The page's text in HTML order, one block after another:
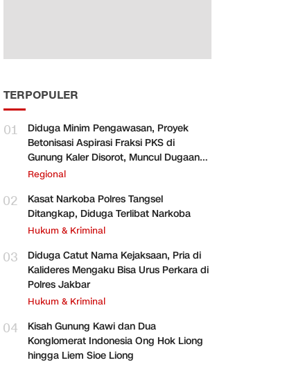
TERPOPULER
01
Diduga Minim Pengawasan, Proyek
Betonisasi Aspirasi Fraksi PKS di
Gunung Kaler Disorot, Muncul Dugaan
Pengurangan Volume
Regional
02
Kasat Narkoba Polres Tangsel
Ditangkap, Diduga Terlibat Narkoba
Hukum & Kriminal
03
Diduga Catut Nama Kejaksaan, Pria di
Kalideres Mengaku Bisa Urus Perkara di
Polres Jakbar
Hukum & Kriminal
04
Kisah Gunung Kawi dan Dua
Konglomerat Indonesia Ong Hok Liong
hingga Liem Sioe Liong